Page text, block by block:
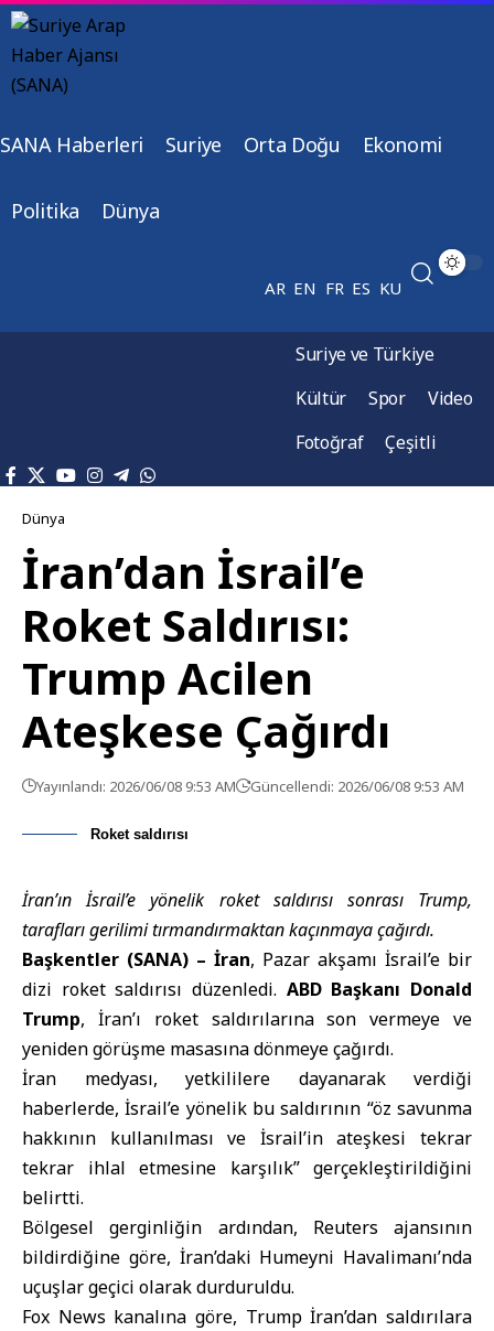
SANA Haberleri Suriye Orta Doğu Ekonomi
Politika Dünya
AR EN FR ES KU
Suriye ve Türkiye
Kültür
Spor
Video
Fotoğraf
Çeşitli
Dünya
İran’dan İsrail’e
Roket Saldırısı:
Trump Acilen
Ateşkese Çağırdı
Yayınlandı: 2026/06/08 9:53 AM Güncellendi: 2026/06/08 9:53 AM
Roket saldırısı
İran’ın İsrail’e yönelik roket saldırısı sonrası Trump,
tarafları gerilimi tırmandırmaktan kaçınmaya çağırdı.
Başkentler (SANA) – İran, Pazar akşamı İsrail’e bir
dizi roket saldırısı düzenledi. ABD Başkanı Donald
Trump, İran’ı roket saldırılarına son vermeye ve
yeniden görüşme masasına dönmeye çağırdı.
İran medyası, yetkililere dayanarak verdiği
haberlerde, İsrail’e yönelik bu saldırının “öz savunma
hakkının kullanılması ve İsrail’in ateşkesi tekrar
tekrar ihlal etmesine karşılık” gerçekleştirildiğini
belirtti.
Bölgesel gerginliğin ardından, Reuters ajansının
bildirdiğine göre, İran’daki Humeyni Havalimanı’nda
uçuşlar geçici olarak durduruldu.
Fox News kanalına göre, Trump İran’dan saldırılara